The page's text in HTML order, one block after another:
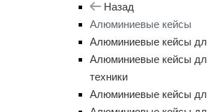
Назад
Алюминиевые кейсы
Алюминиевые кейсы
Алюминиевые кейсы
техники
Алюминиевые кейсы